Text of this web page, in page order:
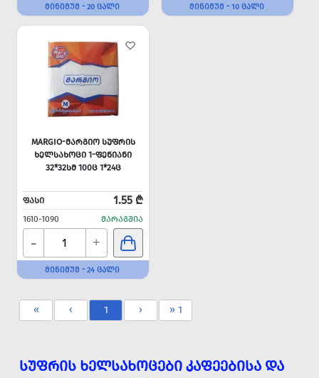
ᲛᲘᲜᲘᲛᲣᲛ - 20 ᲪᲐᲚᲘ ᲛᲘᲜᲘᲛᲣᲛ - 10 ᲪᲐᲚᲘ
MARGIO-ᲛᲐᲠᲒᲘᲝ ᲡᲣᲤᲠᲘᲡ
ᲮᲔᲚᲡᲐᲮᲝᲪᲘ 1-ᲤᲔᲜᲘᲐᲜᲘ
32*32ᲡᲛ 100Ც 1*24Ც
ᲤᲐᲡᲘ 1.55 ₾
1610-1090 ᲛᲐᲠᲐᲒᲨᲘᲐ
- +
ᲛᲘᲜᲘᲛᲣᲛ - 24 ᲪᲐᲚᲘ
« ‹ 1 › » 1
ᲡᲣᲤᲠᲘᲡ ᲮᲔᲚᲡᲐᲮᲝᲪᲔᲑᲘ ᲙᲐᲤᲔᲔᲑᲘᲡᲐ ᲓᲐ